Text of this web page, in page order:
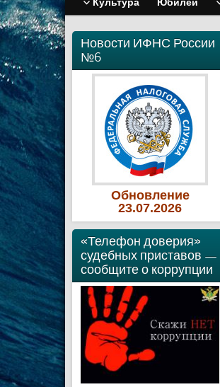
Новости ИФНС России
№6
Обновление
23.07.2026
«Телефон доверия»
судебных приставов —
сообщите о коррупции